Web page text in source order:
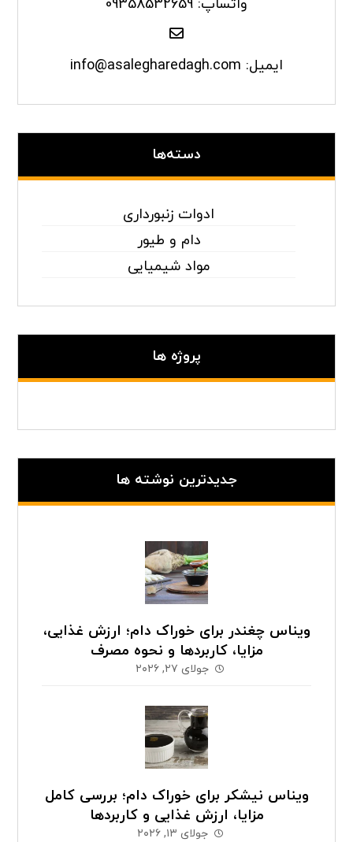
واتساپ: 09358532659
ایمیل: info@asalegharedagh.com
دسته‌ها
ادوات زنبورداری
دام و طیور
مواد شیمیایی
پروژه ها
جدیدترین نوشته ها
ویناس چغندر برای خوراک دام؛ ارزش غذایی،
مزایا، کاربردها و نحوه مصرف
جولای ۲۷, ۲۰۲۶
ویناس نیشکر برای خوراک دام؛ بررسی کامل
مزایا، ارزش غذایی و کاربردها
جولای ۱۳, ۲۰۲۶